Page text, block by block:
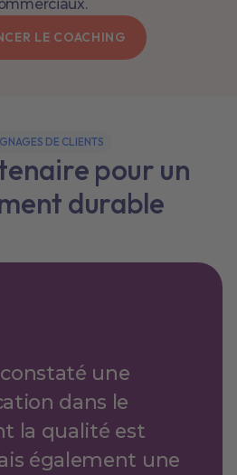
LE COACHING
DE CLIENTS
pour un
durable
une
dans le
la qualité est
également une